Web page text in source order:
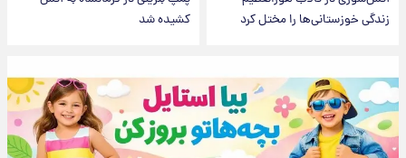
زندگی خوزستانی‌ها را مختل کرد
کشیده شد